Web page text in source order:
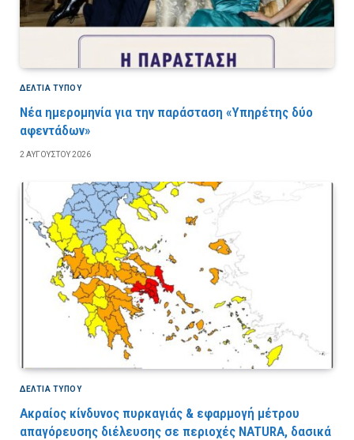
ΔΕΛΤΙΑ ΤΥΠΟΥ
Νέα ημερομηνία για την παράσταση «Υπηρέτης δύο
αφεντάδων»
2 ΑΥΓΟΎΣΤΟΥ 2026
ΔΕΛΤΙΑ ΤΥΠΟΥ
Ακραίος κίνδυνος πυρκαγιάς & εφαρμογή μέτρου
απαγόρευσης διέλευσης σε περιοχές NATURA, δασικά